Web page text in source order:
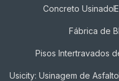
Concreto Usinado
Fábrica de
Pisos Intertravados
Usicity: Usinagem de Asfalto